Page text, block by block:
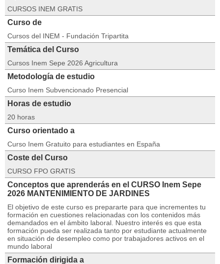
CURSOS INEM GRATIS
Curso de
Cursos del INEM - Fundación Tripartita
Temática del Curso
Cursos Inem Sepe 2026 Agricultura
Metodología de estudio
Curso Inem Subvencionado Presencial
Horas de estudio
20 horas
Curso orientado a
Curso Inem Gratuito para estudiantes en España
Coste del Curso
CURSO FPO GRATIS
Conceptos que aprenderás en el CURSO Inem Sepe
2026 MANTENIMIENTO DE JARDINES
El objetivo de este curso es prepararte para que incrementes tu
formación en cuestiones relacionadas con los contenidos más
demandados en el ámbito laboral. Nuestro interés es que esta
formación pueda ser realizada tanto por estudiante actualmente
en situación de desempleo como por trabajadores activos en el
mundo laboral
Formación dirigida a